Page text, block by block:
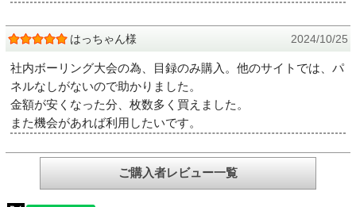
はっちゃん様 2024/10/25
社内ボーリング大会の為、目録のみ購入。他のサイトでは、パ
ネルなしがないので助かりました。
金額が安くなった分、枚数多く買えました。
また機会があれば利用したいです。
ご購入者レビュー一覧